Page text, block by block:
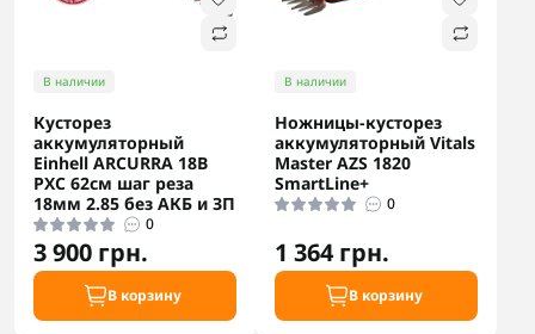
В наличии
Кусторез
аккумуляторный
Einhell ARCURRA 18В
PXC 62см шаг реза
18мм 2.85 без АКБ и ЗП
0
3 900 грн.
В корзину
В наличии
Ножницы-кусторез
аккумуляторный Vitals
Master AZS 1820
SmartLine+
0
1 364 грн.
В корзину